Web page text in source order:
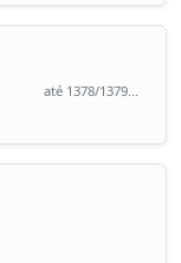
até 1378/1379...